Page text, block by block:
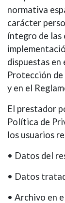
normativa
carácter
íntegro de las
dispuestas
Protección
y en el
El prestador
Política de
los usuarios
• Datos del
• Datos
• Archivo en